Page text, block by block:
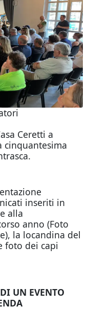
Ceretti a
cinquantesima
inseriti in
alla
anno (Foto
la locandina del
foto dei capi
UN EVENTO